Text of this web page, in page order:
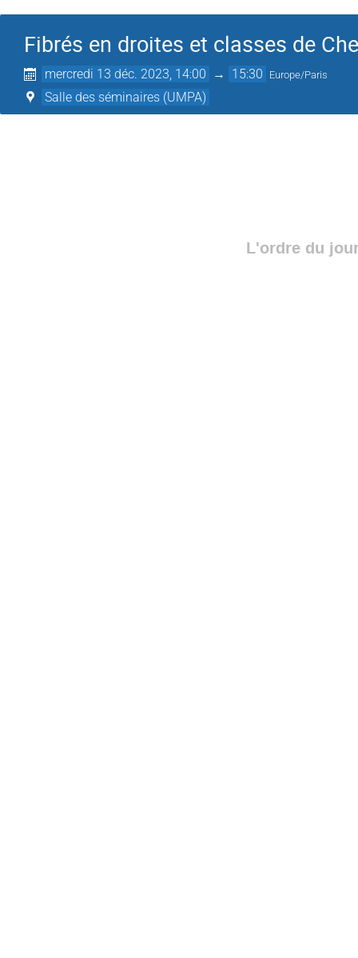
Fibrés en droites et classes de
mercredi 13 déc. 2023, 14:00 → 15:30 Europe/Paris
Salle des séminaires (UMPA)
L'ordre du